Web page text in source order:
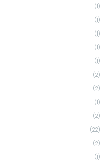
(1)
(1)
(1)
(1)
(1)
(2)
(2)
(1)
(2)
(22)
(2)
(1)